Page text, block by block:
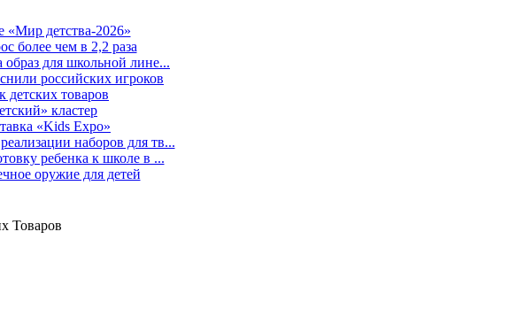
«Мир детства-2026»
более чем в 2,2 раза
для школьной лине...
российских игроков
детских товаров
кластер
«Kids Expo»
наборов для тв...
ребенка к школе в ...
оружие для детей
Товаров